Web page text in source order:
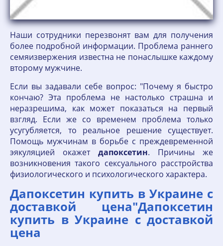
Наши сотрудники перезвонят вам для получения
более подробной информации. Проблема раннего
семяизвержения известна не понаслышке каждому
второму мужчине.
Если вы задавали себе вопрос: "Почему я быстро
кончаю? Эта проблема не настолько страшна и
неразрешима, как может показаться на первый
взгляд. Если же со временем проблема только
усугубляется, то реальное решение существует.
Помощь мужчинам в борьбе с преждевременной
эякуляцией окажет дапоксетин. Причины же
возникновения такого сексуального расстройства
физиологического и психологического характера.
Дапоксетин купить в Украине с
доставкой цена"Дапоксетин
купить в Украине с доставкой
цена